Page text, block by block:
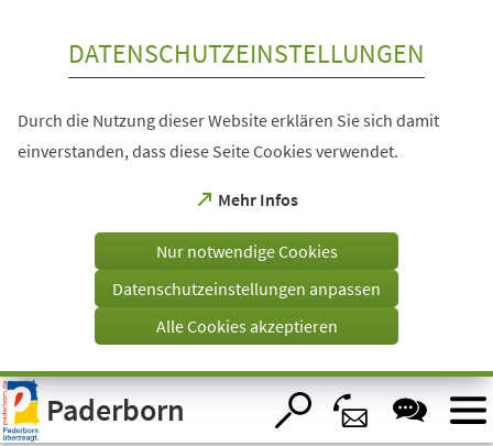
Visuelle
Assistenzsoftware
öffnen.
DATENSCHUTZEINSTELLUNGEN
Durch die Nutzung dieser Website erklären Sie sich damit
einverstanden, dass diese Seite Cookies verwendet.
Mehr Infos
(Öffnet
einem
Tab)
Nur notwendige Cookies
Datenschutzeinstellungen anpassen
Alle Cookies akzeptieren
Paderborn